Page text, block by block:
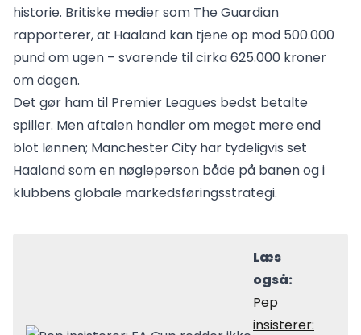
historie. Britiske medier som The Guardian
rapporterer, at Haaland kan tjene op mod 500.000
pund om ugen – svarende til cirka 625.000 kroner
om dagen.
Det gør ham til Premier Leagues bedst betalte
spiller. Men aftalen handler om meget mere end
blot lønnen; Manchester City har tydeligvis set
Haaland som en nøgleperson både på banen og i
klubbens globale markedsføringsstrategi.
Læs
også:
Pep
insisterer: